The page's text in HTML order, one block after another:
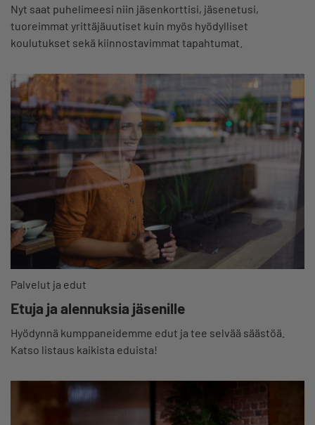
Nyt saat puhelimeesi niin jäsenkorttisi, jäsenetusi,
tuoreimmat yrittäjäuutiset kuin myös hyödylliset
koulutukset sekä kiinnostavimmat tapahtumat.
Palvelut ja edut
Etuja ja alennuksia jäsenille
Hyödynnä kumppaneidemme edut ja tee selvää säästöä.
Katso listaus kaikista eduista!